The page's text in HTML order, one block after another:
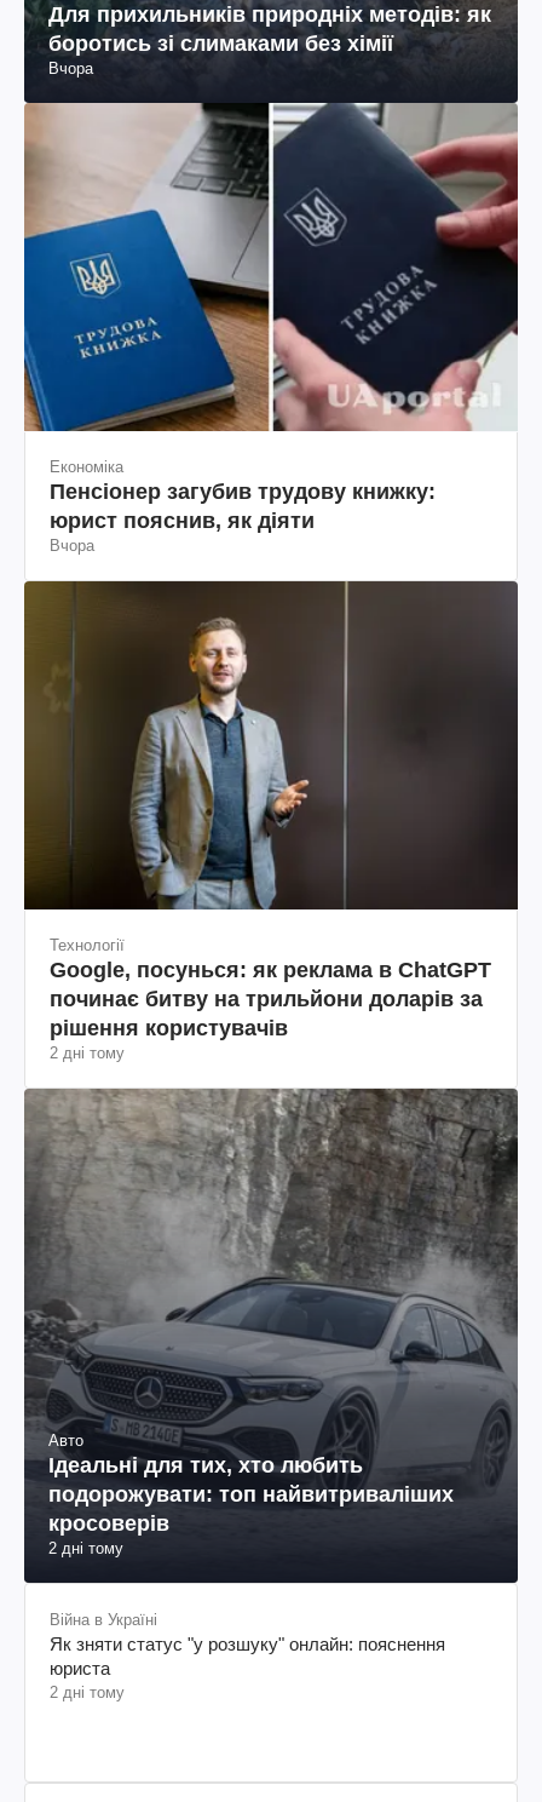
Для прихильників природніх методів: як
боротись зі слимаками без хімії
Вчора
Економіка
Пенсіонер загубив трудову книжку:
юрист пояснив, як діяти
Вчора
Технології
Google, посунься: як реклама в ChatGPT
починає битву на трильйони доларів за
рішення користувачів
2 дні тому
Авто
Ідеальні для тих, хто любить
подорожувати: топ найвитриваліших
кросоверів
2 дні тому
Війна в Україні
Як зняти статус "у розшуку" онлайн: пояснення
юриста
2 дні тому